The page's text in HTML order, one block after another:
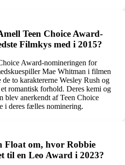
Teen Choice Award-
Filmkys med i 2015?
Award-nomineringen for
Mae Whitman i filmen
to karaktererne Wesley Rush og
romantisk forhold. Deres kemi og
blev anerkendt af Teen Choice
i deres fælles nominering.
Float om, hvor Robbie
til en Leo Award i 2023?